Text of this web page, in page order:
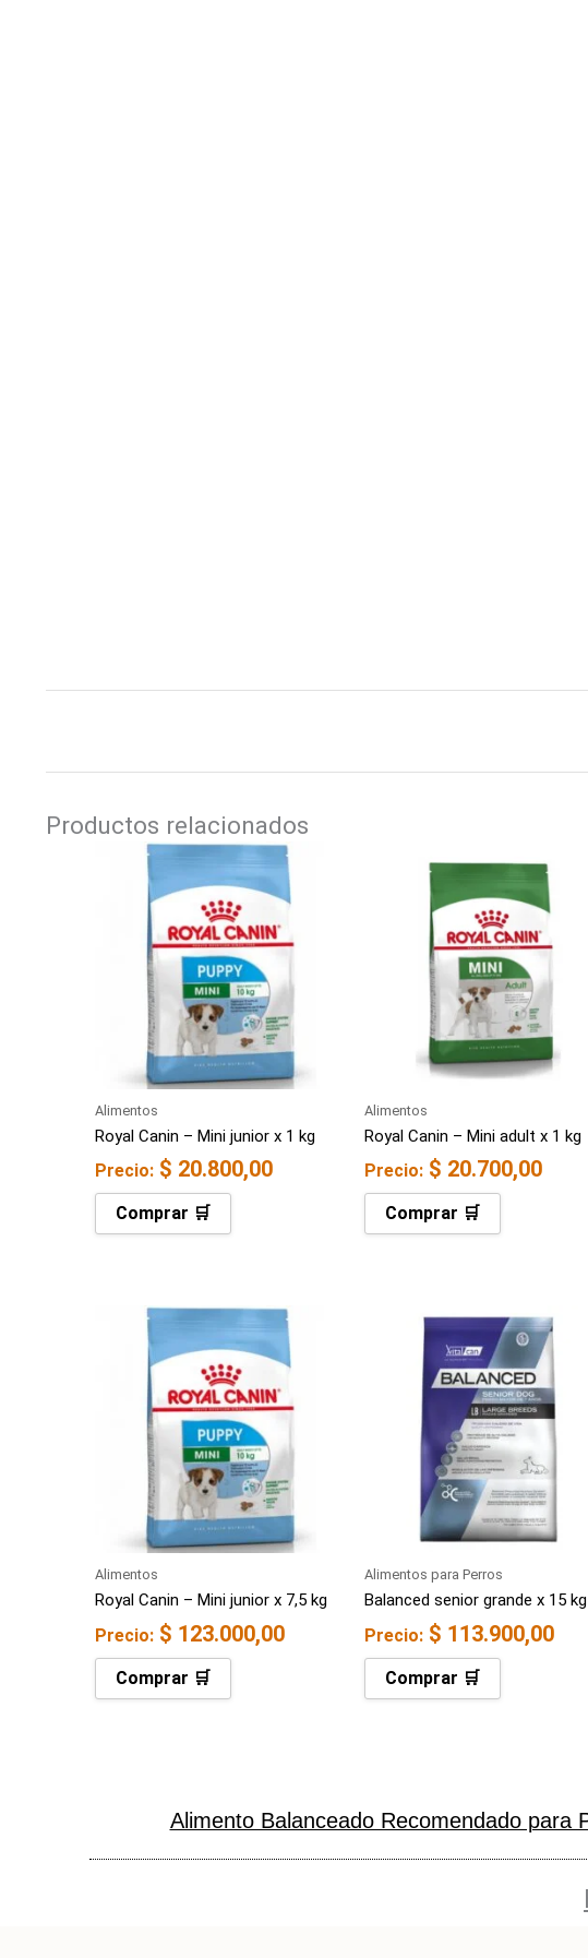
Productos relacionados
Alimentos
Royal Canin – Mini junior x 1 kg
Precio: $ 20.800,00
Comprar 🛒
Alimentos
Royal Canin – Mini adult x 1 kg
Precio: $ 20.700,00
Comprar 🛒
Alimentos
Royal Canin – Mini junior x 7,5 kg
Precio: $ 123.000,00
Comprar 🛒
Alimentos para Perros
Balanced senior grande x 15 kg
Precio: $ 113.900,00
Comprar 🛒
Alimento Balanceado Recomendado para